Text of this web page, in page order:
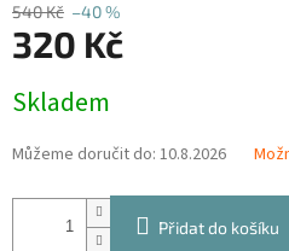
540 Kč –40 %
320 Kč
cena:
Skladem
Můžeme doručit do: 10.8.2026
Přidat do košíku